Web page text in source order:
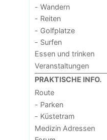
- Wandern
- Reiten
- Golfplatze
- Surfen
Essen und trinken
Veranstaltungen
PRAKTISCHE INFO.
Route
- Parken
- Küstetram
Medizin Adressen